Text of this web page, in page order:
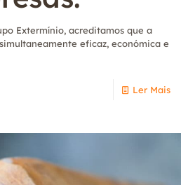
Extermínio, acreditamos que a
eficaz, económica e
Ler Mais